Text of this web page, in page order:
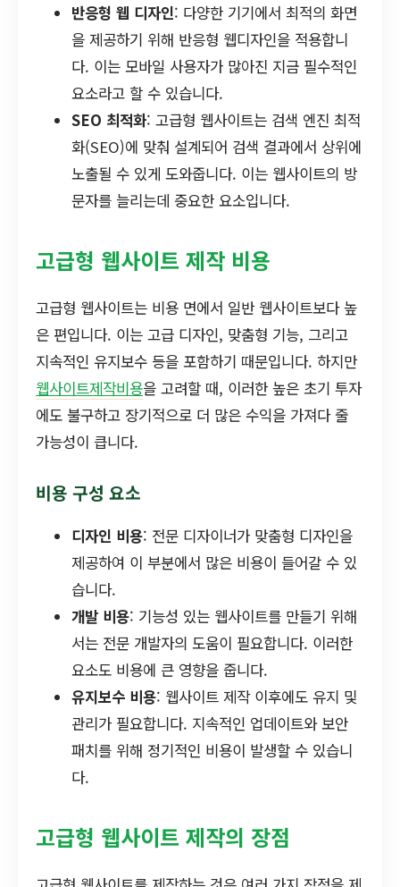
반응형 웹 디자인: 다양한 기기에서 최적의 화면
을 제공하기 위해 반응형 웹디자인을 적용합니
다. 이는 모바일 사용자가 많아진 지금 필수적인
요소라고 할 수 있습니다.
SEO 최적화: 고급형 웹사이트는 검색 엔진 최적
화(SEO)에 맞춰 설계되어 검색 결과에서 상위에
노출될 수 있게 도와줍니다. 이는 웹사이트의 방
문자를 늘리는데 중요한 요소입니다.
고급형 웹사이트 제작 비용
고급형 웹사이트는 비용 면에서 일반 웹사이트보다 높
은 편입니다. 이는 고급 디자인, 맞춤형 기능, 그리고
지속적인 유지보수 등을 포함하기 때문입니다. 하지만
웹사이트제작비용을 고려할 때, 이러한 높은 초기 투자
에도 불구하고 장기적으로 더 많은 수익을 가져다 줄
가능성이 큽니다.
비용 구성 요소
디자인 비용: 전문 디자이너가 맞춤형 디자인을
제공하여 이 부분에서 많은 비용이 들어갈 수 있
습니다.
개발 비용: 기능성 있는 웹사이트를 만들기 위해
서는 전문 개발자의 도움이 필요합니다. 이러한
요소도 비용에 큰 영향을 줍니다.
유지보수 비용: 웹사이트 제작 이후에도 유지 및
관리가 필요합니다. 지속적인 업데이트와 보안
패치를 위해 정기적인 비용이 발생할 수 있습니
다.
고급형 웹사이트 제작의 장점